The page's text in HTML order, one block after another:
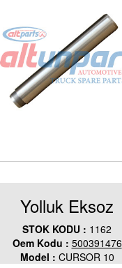
Yolluk Eksoz
STOK KODU : 1162
Oem Kodu : 500391476
Model : CURSOR 10